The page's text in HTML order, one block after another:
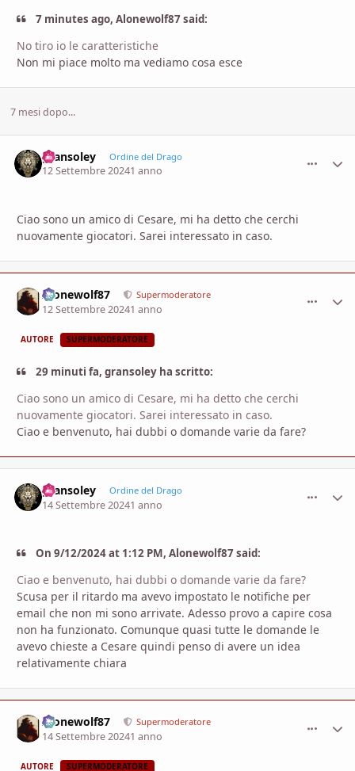
7 minutes ago, Alonewolf87 said:
No tiro io le caratteristiche
Non mi piace molto ma vediamo cosa esce
7 mesi dopo...
gransoley Ordine del Drago
12 Settembre 20241 anno
Ciao sono un amico di Cesare, mi ha detto che cerchi
nuovamente giocatori. Sarei interessato in caso.
Alonewolf87 Supermoderatore
12 Settembre 20241 anno
AUTORE SUPERMODERATORE
29 minuti fa, gransoley ha scritto:
Ciao sono un amico di Cesare, mi ha detto che cerchi
nuovamente giocatori. Sarei interessato in caso.
Ciao e benvenuto, hai dubbi o domande varie da fare?
gransoley Ordine del Drago
14 Settembre 20241 anno
On 9/12/2024 at 1:12 PM, Alonewolf87 said:
Ciao e benvenuto, hai dubbi o domande varie da fare?
Scusa per il ritardo ma avevo impostato le notifiche per
email che non mi sono arrivate. Adesso provo a capire cosa
non ha funzionato. Comunque quasi tutte le domande le
avevo chieste a Cesare quindi penso di avere un idea
relativamente chiara
Alonewolf87 Supermoderatore
14 Settembre 20241 anno
AUTORE SUPERMODERATORE